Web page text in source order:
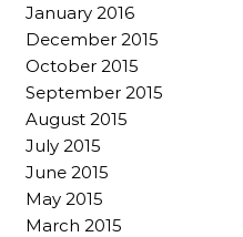
January 2016
December 2015
October 2015
September 2015
August 2015
July 2015
June 2015
May 2015
March 2015